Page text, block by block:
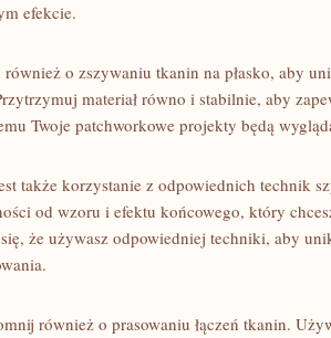
efekcie.
⁤również o zszywaniu tkanin na płasko, aby
materiał równo ⁣i stabilnie, aby
Twoje patchworkowe⁢ projekty będą
także korzystanie z odpowiednich technik⁣
od wzoru i efektu końcowego, który
że używasz odpowiedniej techniki, aby
również ⁤o prasowaniu łączeń tkanin.